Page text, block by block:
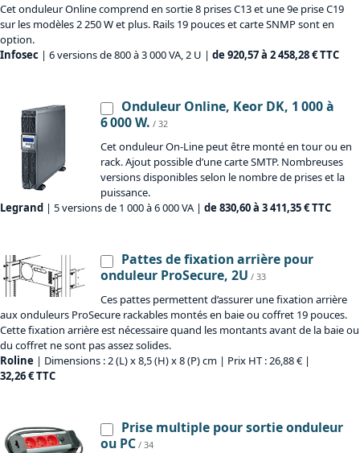
Cet onduleur Online comprend en sortie 8 prises C13 et une 9e prise C19
sur les modèles 2 250 W et plus. Rails 19 pouces et carte SNMP sont en
option.
Infosec | 6 versions de 800 à 3 000 VA, 2 U | de 920,57 à 2 458,28 € TTC
Onduleur Online, Keor DK, 1 000 à
6 000 W. / 32
Cet onduleur On-Line peut être monté en tour ou en
rack. Ajout possible d’une carte SMTP. Nombreuses
versions disponibles selon le nombre de prises et la
puissance.
Legrand | 5 versions de 1 000 à 6 000 VA | de 830,60 à 3 411,35 € TTC
Pattes de fixation arrière pour
onduleur ProSecure, 2U / 33
Ces pattes permettent d’assurer une fixation arrière
aux onduleurs ProSecure rackables montés en baie ou coffret 19 pouces.
Cette fixation arrière est nécessaire quand les montants avant de la baie ou
du coffret ne sont pas assez solides.
Roline | Dimensions : 2 (L) x 8,5 (H) x 8 (P) cm | Prix HT : 26,88 € |
32,26 € TTC
Prise multiple pour sortie onduleur
ou PC / 34